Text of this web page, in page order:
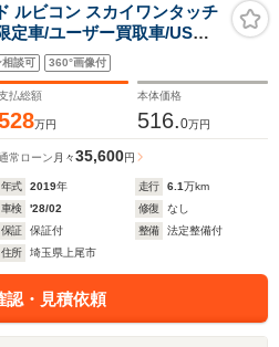
ルビコン スカイワンタッチ
車/ユーザー買取車/USフ
ェンダー/2本出しマフラー/
BSM/ALPINEプレミアム
ミラー/フルセグ/シートステ
相談可 360°画像付
払総額
万円
本体価格
516.0万円
常ローン 月々35,600円
年式 2019年 走行 6.1万km
車検
'28/02 修復
なし
保証
保証付 整備
法定整備付
住所
埼玉県上尾市
認・見積依頼